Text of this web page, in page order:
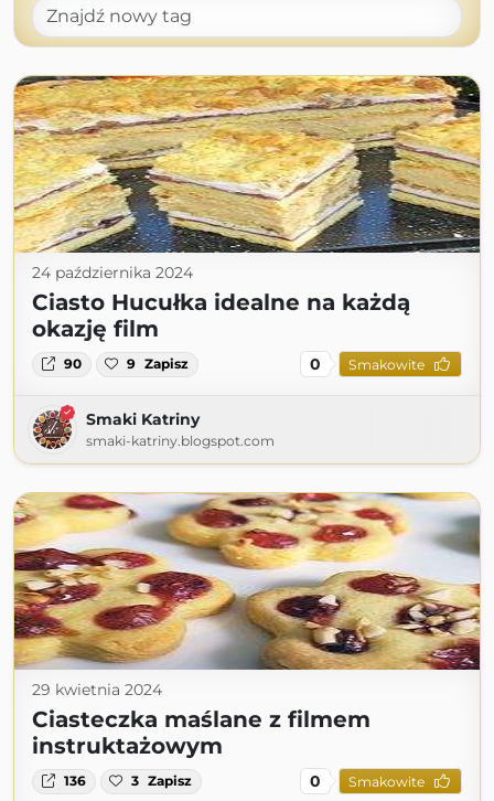
24 października 2024
Ciasto Hucułka idealne na każdą
okazję film
90 9 Zapisz 0 Smakowite
Smaki Katriny
smaki-katriny.blogspot.com
29 kwietnia 2024
Ciasteczka maślane z filmem
instruktażowym
136 3 Zapisz 0 Smakowite